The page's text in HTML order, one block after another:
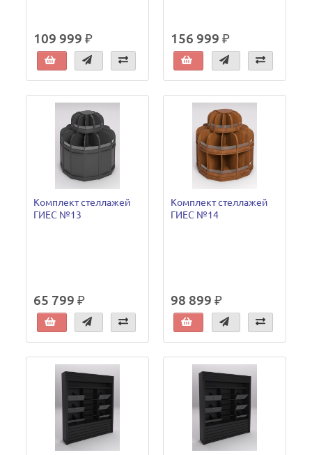
109 999 ₽ 156 999 ₽
Комплект стеллажей
ГИЕС №13
65 799 ₽
Комплект стеллажей
ГИЕС №14
98 899 ₽